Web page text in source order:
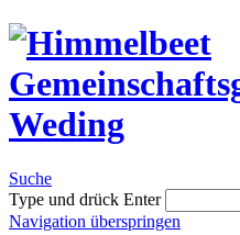
Suche
Type und drück Enter
Navigation überspringen